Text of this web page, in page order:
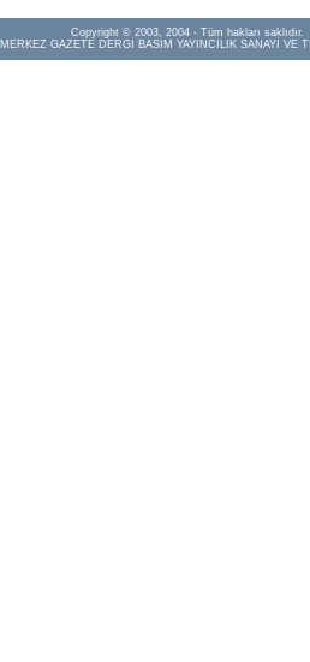
Copyright © 2003, 2004 - Tüm hakları saklıdır.
MERKEZ GAZETE DERGİ BASIM YAYINCILIK SANAYİ VE